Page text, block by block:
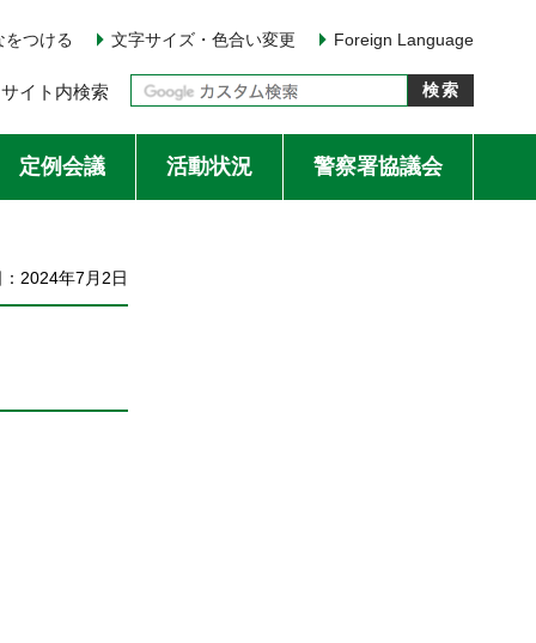
をつける 文字サイズ・色合い変更 Foreign Language
サイト内検索
定例会議 活動状況 警察署協議会
2024年7月2日